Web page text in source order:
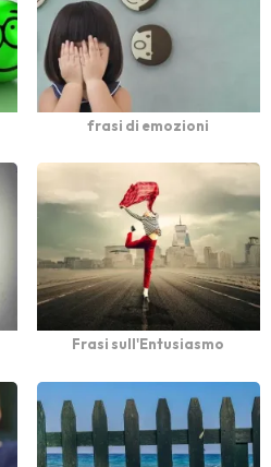
frasi di emozioni
Frasi sull'Entusiasmo